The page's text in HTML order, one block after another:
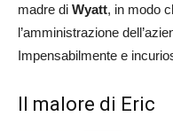
madre di Wyatt, in modo
l’amministrazione
Impensabilmente e
Il malore di Eric